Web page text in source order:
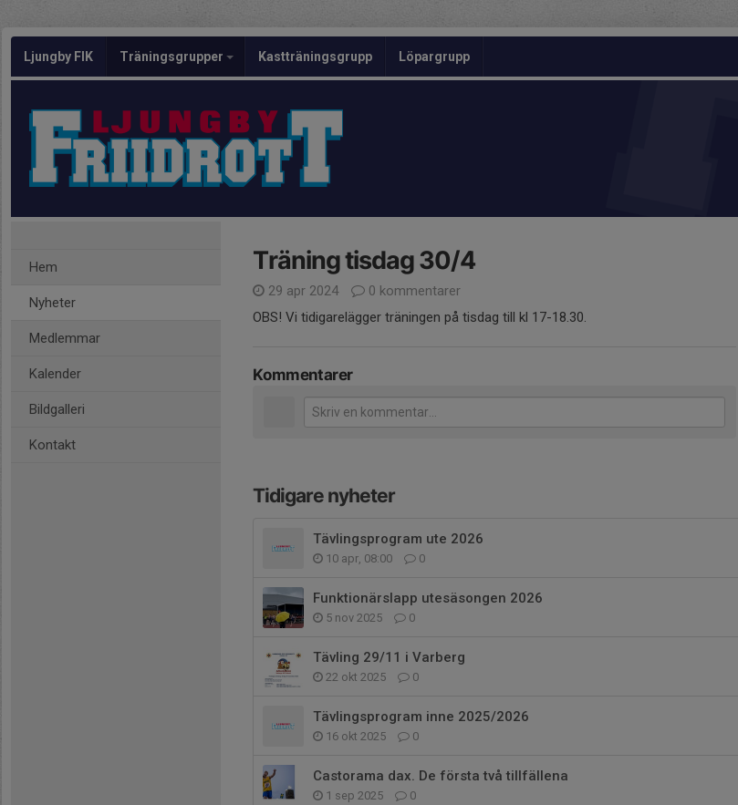
Ljungby FIK Träningsgrupper Kastträningsgrupp Löpargrupp
Hem
Nyheter
Medlemmar
Kalender
Bildgalleri
Kontakt
Träning tisdag 30/4
29 apr 2024
0 kommentarer
OBS! Vi tidigarelägger träningen på tisdag till kl 17-18.30.
Kommentarer
Tidigare nyheter
Tävlingsprogram ute 2026
10 apr, 08:00 0
Funktionärslapp utesäsongen 2026
5 nov 2025 0
Tävling 29/11 i Varberg
22 okt 2025 0
Tävlingsprogram inne 2025/2026
16 okt 2025 0
Castorama dax. De första två tillfällena
1 sep 2025 0